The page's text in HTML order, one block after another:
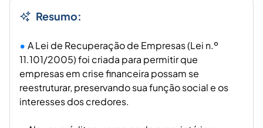
Resumo:
A Lei de Recuperação de Empresas (Lei n.º
11.101/2005) foi criada para permitir que
empresas em crise financeira possam se
reestruturar, preservando sua função social e os
interesses dos credores.